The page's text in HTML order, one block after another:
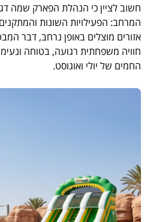
חשוב לציין כי הנהלת הפארק שמה
המרחב: הפעילויות השונות
אזורים מוצלים באופן נרחב, דבר
חוויה משפחתית רגועה, בטוחה
החמים של יולי ואוגוסט.